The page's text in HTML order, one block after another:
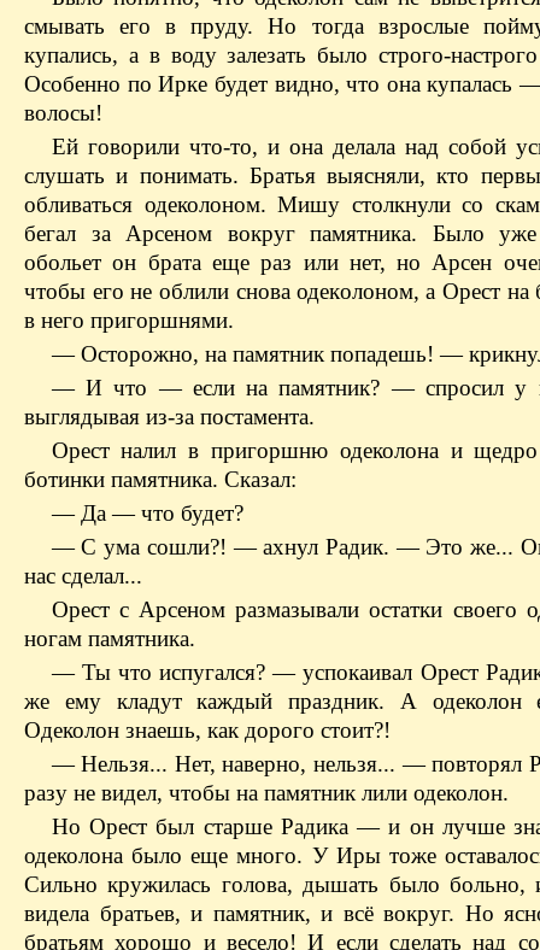
смывать его в пруду. Но тогда взрослые
купались, а в воду залезать было строго-
Особенно по Ирке будет видно, что она купалась
волосы!
Ей говорили что-то, и она делала над собой
слушать и понимать. Братья выясняли, кто
обливаться одеколоном. Мишу столкнули со
бегал за Арсеном вокруг памятника. Было
обольет он брата еще раз или нет, но Арсен
чтобы его не облили снова одеколоном, а Орест на
в него пригоршнями.
— Осторожно, на памятник попадешь! —
— И что — если на памятник? — спросил у
выглядывая из-за постамента.
Орест налил в пригоршню одеколона и щедро
ботинки памятника. Сказал:
— Да — что будет?
— С ума сошли?! — ахнул Радик. — Это же...
нас сделал...
Орест с Арсеном размазывали остатки своего
ногам памятника.
— Ты что испугался? — успокаивал Орест
же ему кладут каждый праздник. А одеколон
Одеколон знаешь, как дорого стоит?!
— Нельзя... Нет, наверно, нельзя... — повторял
разу не видел, чтобы на памятник лили одеколон.
Но Орест был старше Радика — и он лучше
одеколона было еще много. У Иры тоже
Сильно кружилась голова, дышать было больно,
видела братьев, и памятник, и всё вокруг. Но
братьям хорошо и весело! И если сделать над